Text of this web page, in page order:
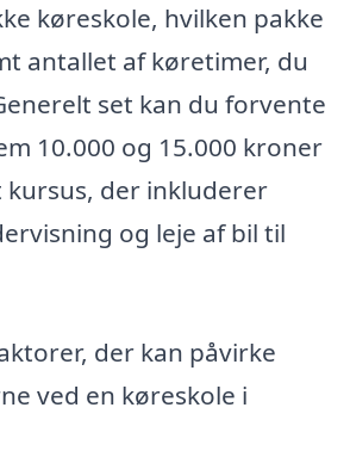
køreskole, hvilken pakke
antallet af køretimer, du
set kan du forvente
10.000 og 15.000 kroner
der inkluderer
og leje af bil til
der kan påvirke
ved en køreskole i